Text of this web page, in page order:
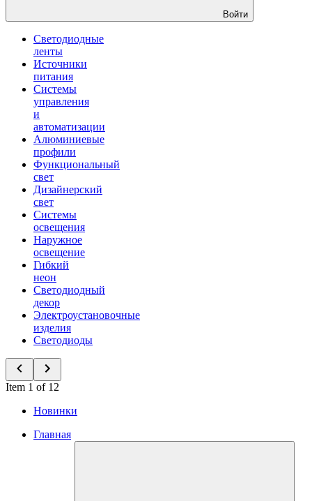
Войти
Светодиодные
ленты
Источники
питания
Системы
управления
и
автоматизации
Алюминиевые
профили
Функциональный
свет
Дизайнерский
свет
Системы
освещения
Наружное
освещение
Гибкий
неон
Светодиодный
декор
Электроустановочные
изделия
Светодиоды
Item 1 of 12
Новинки
Главная